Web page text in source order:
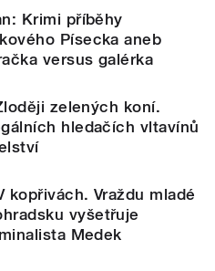
Krimi příběhy
Písecka aneb
versus galérka
zelených koní.
hledačích vltavínů
kopřivách. Vraždu mladé
vyšetřuje
Medek